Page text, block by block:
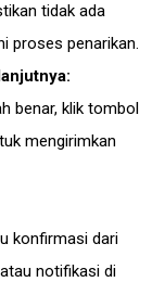
tidak ada
proses penarikan.
benar, klik tombol
mengirimkan
konfirmasi dari
notifikasi di